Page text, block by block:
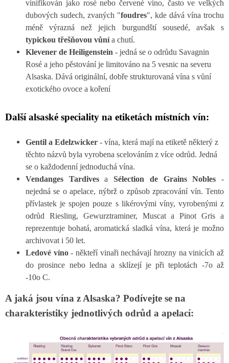
vinifikován jako rosé nebo červené víno, často ve velkých
dubových sudech, zvaných "foudres", kde dává vína trochu
méně výrazná než jejich burgundští sousedé, avšak s
typickou třešňovou vůnía chutí.
Klevener de Heiligenstein - jedná se o odrůdu Savagnin
Rosé a jeho pěstování je limitováno na 5 vesnic na severu
Alsaska. Dává originální, dobře strukturovaná vína s vůní
exotického ovoce a koření
Další alsaské speciality na etiketách místních vín:
Gentil a Edelzwicker - vína, která mají na etiketě některý z
těchto názvů byla vyrobena scelováním z více odrůd. Jedná
se o každodenní jednoduchá vína.
Vendanges Tardivesa Sélection de Grains Nobles -
nejedná se o apelace, nýbrž o způsob zpracování vín. Tento
přívlastek je spojen pouze s likérovými víny, vyrobenými z
odrůd Riesling, Gewurztraminer, Muscat a Pinot Gris a
reprezentuje bohatá, aromatická sladká vína, která je možno
archivovat i 50 let.
Ledové víno- někteří vinaři nechávají hrozny na vinicích až
do prosince nebo ledna a sklízejí je při teplotách -7o až
-10o C.
A jaká jsou vína z Alsaska? Podívejte se na
charakteristiky jednotlivých odrůd a apelací: